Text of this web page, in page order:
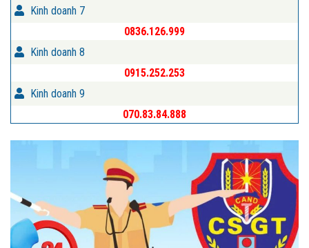
Kinh doanh 7
0836.126.999
Kinh doanh 8
0915.252.253
Kinh doanh 9
070.83.84.888